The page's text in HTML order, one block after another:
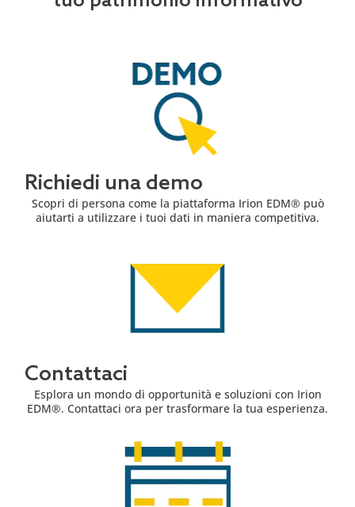
Richiedi una demo
Scopri di persona come la piattaforma Irion EDM® può
aiutarti a utilizzare i tuoi dati in maniera competitiva.
Contattaci
Esplora un mondo di opportunità e soluzioni con Irion
EDM®. Contattaci ora per trasformare la tua esperienza.